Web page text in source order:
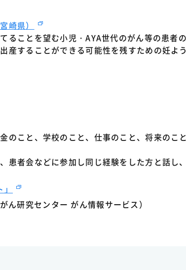
崎県）
ることを望む小児・AYA世代のがん等の患者
産することができる可能性を残すための妊よ
のこと、学校のこと、仕事のこと、将来のこ
患者会などに参加し同じ経験をした方と話し
がん研究センター がん情報サービス）